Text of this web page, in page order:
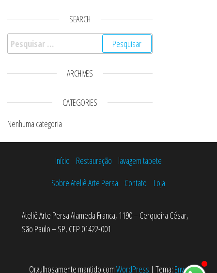
SEARCH
Pesquisar por:
ARCHIVES
CATEGORIES
Nenhuma categoria
Início Restauração
lavagem tapete
Sobre Ateliê Arte Persa
Contato Loja
Ateliê Arte Persa Alameda Franca, 1190 – Cerqueira César,
São Paulo – SP, CEP 01422-001
Orgulhosamente mantido comWordPress | Tema: Envo